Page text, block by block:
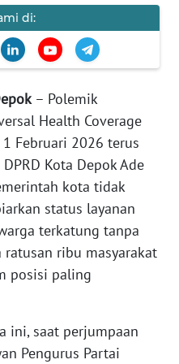
di:
– Polemik
Health Coverage
1 Februari 2026 terus
Kota Depok Ade
kota tidak
status layanan
terkatung tanpa
ribu masyarakat
posisi paling
ini, saat perjumpaan
Pengurus Partai